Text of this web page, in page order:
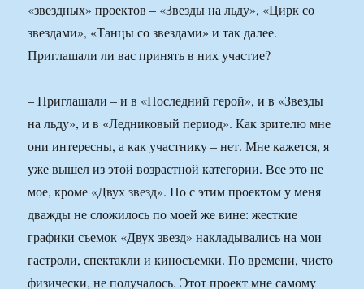
«звездных» проектов – «Звезды на льду», «Цирк со
звездами», «Танцы со звездами» и так далее.
Приглашали ли вас принять в них участие?
– Приглашали – и в «Последний герой», и в «Звезды
на льду», и в «Ледниковый период». Как зрителю мне
они интересны, а как участнику – нет. Мне кажется, я
уже вышел из этой возрастной категории. Все это не
мое, кроме «Двух звезд». Но с этим проектом у меня
дважды не сложилось по моей же вине: жесткие
графики съемок «Двух звезд» накладывались на мои
гастроли, спектакли и киносъемки. По времени, чисто
физически, не получалось. Этот проект мне самому